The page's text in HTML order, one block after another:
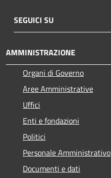
SEGUICI SU
AMMINISTRAZIONE
Organi di Governo
Aree Amministrative
Uffici
Enti e fondazioni
Politici
Personale Amministrativo
Documenti e dati